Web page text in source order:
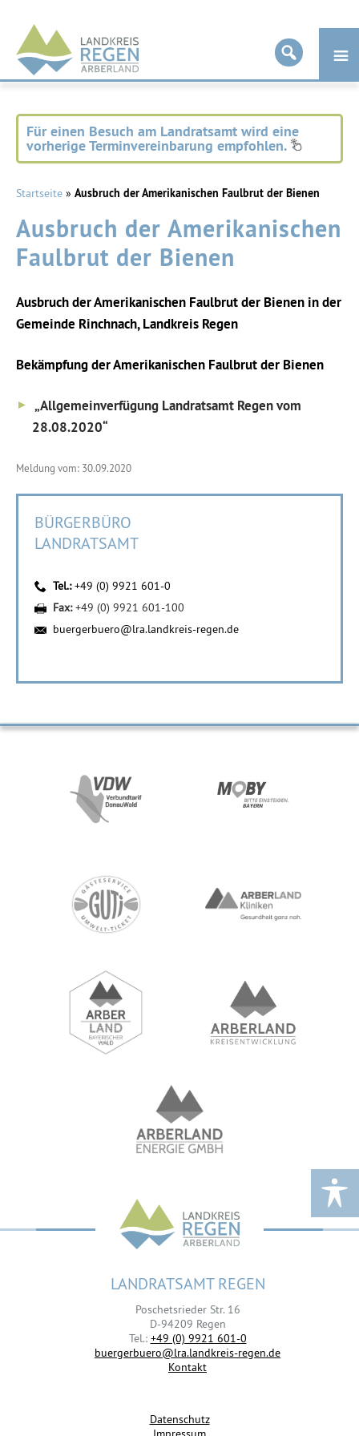
Landkreis
Regen
Für einen Besuch am Landratsamt wird eine
vorherige Terminvereinbarung empfohlen.
Startseite » Ausbruch der Amerikanischen Faulbrut der Bienen
Ausbruch der Amerikanischen
Faulbrut der Bienen
Ausbruch der Amerikanischen Faulbrut der Bienen in der
Gemeinde Rinchnach, Landkreis Regen
Bekämpfung der Amerikanischen Faulbrut der Bienen
„Allgemeinverfügung Landratsamt Regen vom
28.08.2020“
Meldung vom: 30.09.2020
BÜRGERBÜRO
LANDRATSAMT
Tel.:+49 (0) 9921 601-0
Fax:+49 (0) 9921 601-100
buergerbuero@lra.landkreis-regen.de
LANDRATSAMT REGEN
Poschetsrieder Str. 16
D-94209 Regen
Tel.: +49 (0) 9921 601-0
buergerbuero@lra.landkreis-regen.de
Kontakt
Datenschutz